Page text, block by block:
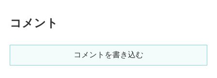
コメント
コメントを書き込む